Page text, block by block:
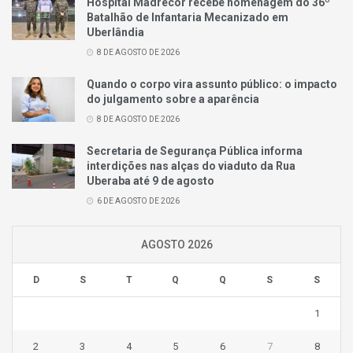
Batalhão de Infantaria Mecanizado em
Uberlândia
8 DE AGOSTO DE 2026
Quando o corpo vira assunto público: o impacto
do julgamento sobre a aparência
8 DE AGOSTO DE 2026
Secretaria de Segurança Pública informa
interdições nas alças do viaduto da Rua
Uberaba até 9 de agosto
6 DE AGOSTO DE 2026
AGOSTO 2026
D S T Q Q S S
1
2 3 4 5 6 7 8